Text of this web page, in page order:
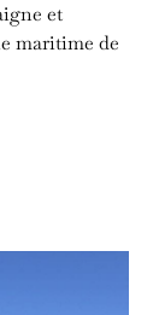
et
maritime de